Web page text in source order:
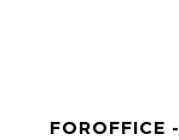
FOROFFICE